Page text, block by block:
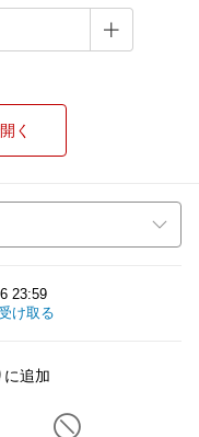
く
23:59
け取る
に追加